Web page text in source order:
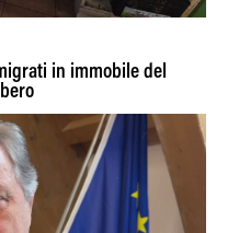
in immobile del